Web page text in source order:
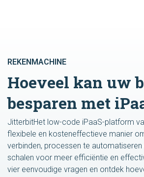
REKENMACHINE
Hoeveel kan uw
besparen met
JitterbitHet low-code iPaaS-platform
flexibele en kosteneffectieve manier
verbinden, processen te automatiseren
schalen voor meer efficiëntie en
vier eenvoudige vragen en ontdek